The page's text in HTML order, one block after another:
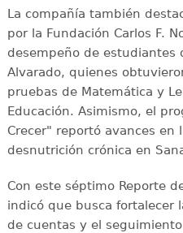
La compañía también
por la Fundación Carlos F.
desempeño de estudiantes
Alvarado, quienes
pruebas de Matemática y
Educación. Asimismo, el
Crecer" reportó avances en
desnutrición crónica en
Con este séptimo Reporte
indicó que busca fortalecer
de cuentas y el